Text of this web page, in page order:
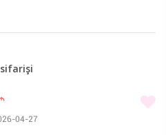
sifarişi
04-27